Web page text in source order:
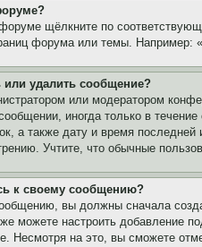
щёлкните по
форума или темы.
или удалить сообщение?
или модератором
иногда только в
а также дату и время
Учтите, что обычные
к своему сообщению?
вы должны сначала
можете настроить добавление
Несмотря на это, вы сможете